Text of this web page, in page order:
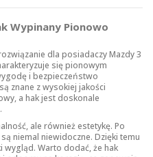
Wypinany Pionowo
dla posiadaczy Mazdy 3
się pionowym
i bezpieczeństwo
znane z wysokiej jakości
a hak jest doskonale
ale również estetykę. Po
niemal niewidoczne. Dzięki temu
Warto dodać, że hak